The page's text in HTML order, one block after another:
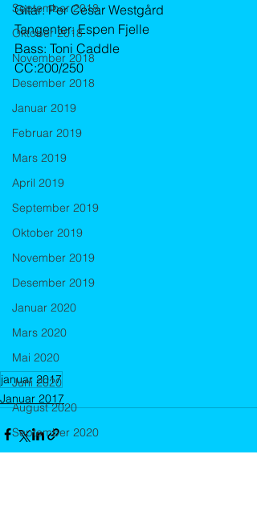
September 2018
Oktober 2018
November 2018
Desember 2018
Januar 2019
Februar 2019
Mars 2019
April 2019
September 2019
Oktober 2019
November 2019
Desember 2019
Januar 2020
Mars 2020
Mai 2020
Juni 2020
August 2020
September 2020
Oktober 2020
Gitar: Per Cesar Westgård
Tangenter: Espen Fjelle
Bass: Toni Caddle
CC:200/250
januar 2017
Januar 2017